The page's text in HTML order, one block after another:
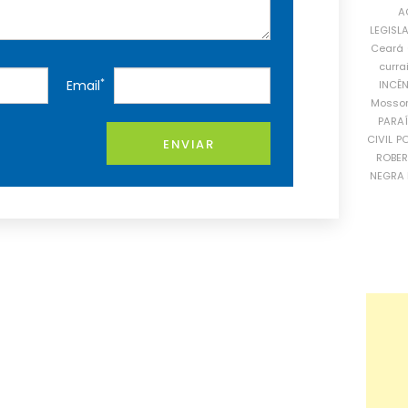
Email*
ENVIAR
Ceará
CIVIL
NEGRA